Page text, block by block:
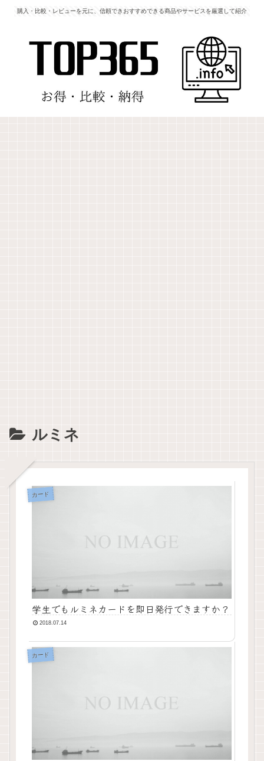
購入・比較・レビューを元に、信頼できおすすめできる商品やサービスを厳選して紹介
ルミネ
カード
学生でもルミネカードを即日発行できますか？
2018.07.14
カード